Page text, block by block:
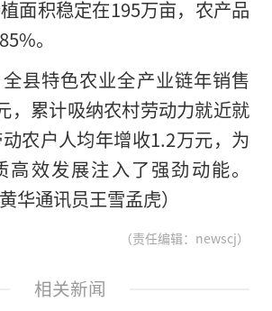
面积稳定在195万亩，农产品
。
县特色农业全产业链年销售
，累计吸纳农村劳动力就近就
农户人均年增收1.2万元，为
效发展注入了强劲动能。
华通讯员王雪孟虎）
（责任编辑：newscj）
相关新闻